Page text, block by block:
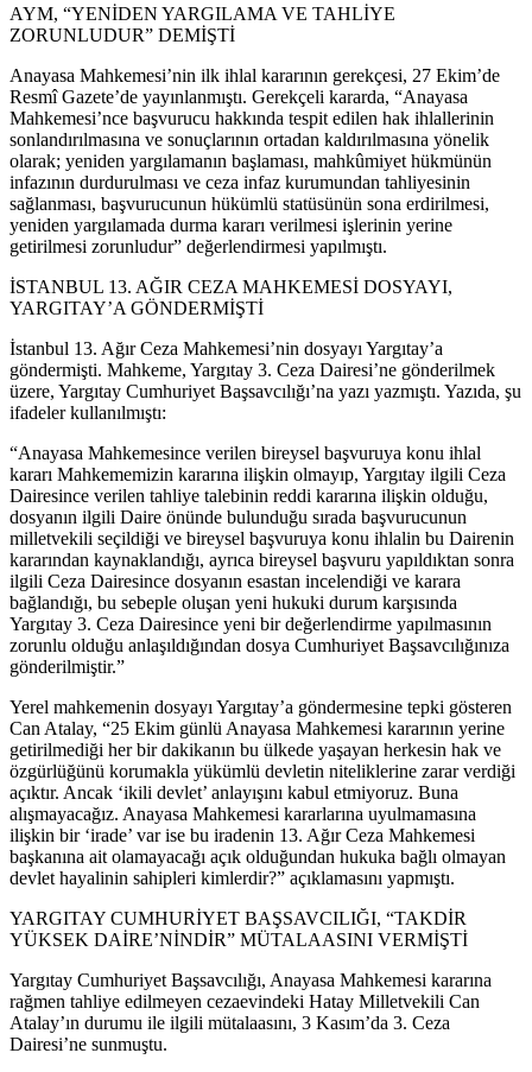
AYM, “YENİDEN YARGILAMA VE TAHLİYE
ZORUNLUDUR” DEMİŞTİ
Anayasa Mahkemesi’nin ilk ihlal kararının gerekçesi, 27 Ekim’de
Resmî Gazete’de yayınlanmıştı. Gerekçeli kararda, “Anayasa
Mahkemesi’nce başvurucu hakkında tespit edilen hak ihlallerinin
sonlandırılmasına ve sonuçlarının ortadan kaldırılmasına yönelik
olarak; yeniden yargılamanın başlaması, mahkûmiyet hükmünün
infazının durdurulması ve ceza infaz kurumundan tahliyesinin
sağlanması, başvurucunun hükümlü statüsünün sona erdirilmesi,
yeniden yargılamada durma kararı verilmesi işlerinin yerine
getirilmesi zorunludur” değerlendirmesi yapılmıştı.
İSTANBUL 13. AĞIR CEZA MAHKEMESİ DOSYAYI,
YARGITAY’A GÖNDERMİŞTİ
İstanbul 13. Ağır Ceza Mahkemesi’nin dosyayı Yargıtay’a
göndermişti. Mahkeme, Yargıtay 3. Ceza Dairesi’ne gönderilmek
üzere, Yargıtay Cumhuriyet Başsavcılığı’na yazı yazmıştı. Yazıda, şu
ifadeler kullanılmıştı:
“Anayasa Mahkemesince verilen bireysel başvuruya konu ihlal
kararı Mahkememizin kararına ilişkin olmayıp, Yargıtay ilgili Ceza
Dairesince verilen tahliye talebinin reddi kararına ilişkin olduğu,
dosyanın ilgili Daire önünde bulunduğu sırada başvurucunun
milletvekili seçildiği ve bireysel başvuruya konu ihlalin bu Dairenin
kararından kaynaklandığı, ayrıca bireysel başvuru yapıldıktan sonra
ilgili Ceza Dairesince dosyanın esastan incelendiği ve karara
bağlandığı, bu sebeple oluşan yeni hukuki durum karşısında
Yargıtay 3. Ceza Dairesince yeni bir değerlendirme yapılmasının
zorunlu olduğu anlaşıldığından dosya Cumhuriyet Başsavcılığınıza
gönderilmiştir.”
Yerel mahkemenin dosyayı Yargıtay’a göndermesine tepki gösteren
Can Atalay, “25 Ekim günlü Anayasa Mahkemesi kararının yerine
getirilmediği her bir dakikanın bu ülkede yaşayan herkesin hak ve
özgürlüğünü korumakla yükümlü devletin niteliklerine zarar verdiği
açıktır. Ancak ‘ikili devlet’ anlayışını kabul etmiyoruz. Buna
alışmayacağız. Anayasa Mahkemesi kararlarına uyulmamasına
ilişkin bir ‘irade’ var ise bu iradenin 13. Ağır Ceza Mahkemesi
başkanına ait olamayacağı açık olduğundan hukuka bağlı olmayan
devlet hayalinin sahipleri kimlerdir?” açıklamasını yapmıştı.
YARGITAY CUMHURİYET BAŞSAVCILIĞI, “TAKDİR
YÜKSEK DAİRE’NİNDİR” MÜTALAASINI VERMİŞTİ
Yargıtay Cumhuriyet Başsavcılığı, Anayasa Mahkemesi kararına
rağmen tahliye edilmeyen cezaevindeki Hatay Milletvekili Can
Atalay’ın durumu ile ilgili mütalaasını, 3 Kasım’da 3. Ceza
Dairesi’ne sunmuştu.